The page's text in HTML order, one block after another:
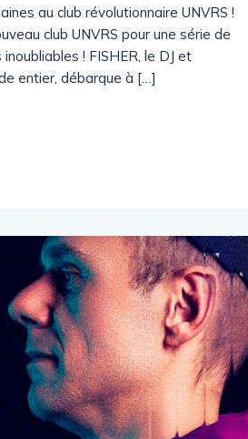
au club révolutionnaire UNVRS !
club UNVRS pour une série de
! FISHER, le DJ et
entier, débarque à […]